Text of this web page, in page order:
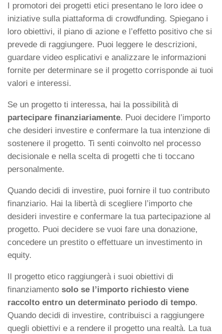
I promotori dei progetti etici presentano le loro idee o
iniziative sulla piattaforma di crowdfunding. Spiegano i
loro obiettivi, il piano di azione e l’effetto positivo che si
prevede di raggiungere. Puoi leggere le descrizioni,
guardare video esplicativi e analizzare le informazioni
fornite per determinare se il progetto corrisponde ai tuoi
valori e interessi.
Se un progetto ti interessa, hai la possibilità di
partecipare finanziariamente. Puoi decidere l’importo
che desideri investire e confermare la tua intenzione di
sostenere il progetto. Ti senti coinvolto nel processo
decisionale e nella scelta di progetti che ti toccano
personalmente.
Quando decidi di investire, puoi fornire il tuo contributo
finanziario. Hai la libertà di scegliere l’importo che
desideri investire e confermare la tua partecipazione al
progetto. Puoi decidere se vuoi fare una donazione,
concedere un prestito o effettuare un investimento in
equity.
Il progetto etico raggiungerà i suoi obiettivi di
finanziamento solo se l’importo richiesto viene
raccolto entro un determinato periodo di tempo.
Quando decidi di investire, contribuisci a raggiungere
quegli obiettivi e a rendere il progetto una realtà. La tua